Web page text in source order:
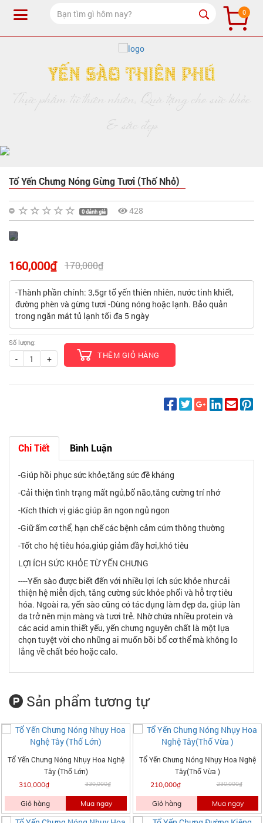
0
Yến Sào Thiên Phú
Thực phẩm từ thiên nhiên, Quà tặng cho sức khỏe
& sắc đẹp
Tổ Yến Chưng Nóng Gừng Tươi (Thố Nhỏ)
0 đánh giá 428
160,000₫ 170,000₫
-Thành phần chính: 3,5gr tổ yến thiên nhiên, nước tinh khiết,
đường phèn và gừng tươi -Dùng nóng hoặc lạnh. Bảo quản
trong ngăn mát tủ lạnh tối đa 5 ngày
Số lượng:
- + THÊM GIỎ HÀNG
Chi Tiết Bình Luận
-Giúp hồi phục sức khỏe,tăng sức đề kháng
-Cải thiện tình trạng mất ngủ,bổ não,tăng cường trí nhớ
-Kích thích vị giác giúp ăn ngon ngủ ngon
-Giữ ấm cơ thể, hạn chế các bệnh cảm cúm thông thường
-Tốt cho hệ tiêu hóa,giúp giảm đầy hơi,khó tiêu
LỢI ÍCH SỨC KHỎE TỪ YẾN CHƯNG
----Yến sào được biết đến với nhiều lợi ích sức khỏe như cải
thiện hệ miễn dịch, tăng cường sức khỏe phổi và hỗ trợ tiêu
hóa. Ngoài ra, yến sào cũng có tác dụng làm đẹp da, giúp làn
da trở nên mịn màng và tươi trẻ. Nhờ chứa nhiều protein và
các acid amin thiết yếu, yến chưng nguyên chất là một lựa
chọn tuyệt vời cho những ai muốn bồi bổ cơ thể mà không lo
lắng về chất béo hoặc calo.
Sản phẩm tương tự
Tổ Yến Chưng Nóng Nhụy Hoa Nghệ
Tây (Thố Lớn)
310,000₫ 330,000₫
Giỏ hàng Mua ngay
Tổ Yến Chưng Nóng Nhụy Hoa Nghệ
Tây(Thố Vừa )
210,000₫ 230,000₫
Giỏ hàng Mua ngay